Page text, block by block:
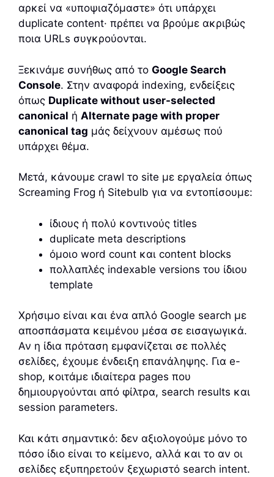
αρκεί να «υποψιαζόμαστε» ότι υπάρχει
duplicate content· πρέπει να βρούμε ακριβώς
ποια URLs συγκρούονται.
Ξεκινάμε συνήθως από το Google Search
Console. Στην αναφορά indexing, ενδείξεις
όπως Duplicate without user-selected
canonical ή Alternate page with proper
canonical tag μάς δείχνουν αμέσως πού
υπάρχει θέμα.
Μετά, κάνουμε crawl το site με εργαλεία όπως
Screaming Frog ή Sitebulb για να εντοπίσουμε:
ίδιους ή πολύ κοντινούς titles
duplicate meta descriptions
όμοιο word count και content blocks
πολλαπλές indexable versions του ίδιου
template
Χρήσιμο είναι και ένα απλό Google search με
αποσπάσματα κειμένου μέσα σε εισαγωγικά.
Αν η ίδια πρόταση εμφανίζεται σε πολλές
σελίδες, έχουμε ένδειξη επανάληψης. Για e-
shop, κοιτάμε ιδιαίτερα pages που
δημιουργούνται από φίλτρα, search results και
session parameters.
Και κάτι σημαντικό: δεν αξιολογούμε μόνο το
πόσο ίδιο είναι το κείμενο, αλλά και το αν οι
σελίδες εξυπηρετούν ξεχωριστό search intent.